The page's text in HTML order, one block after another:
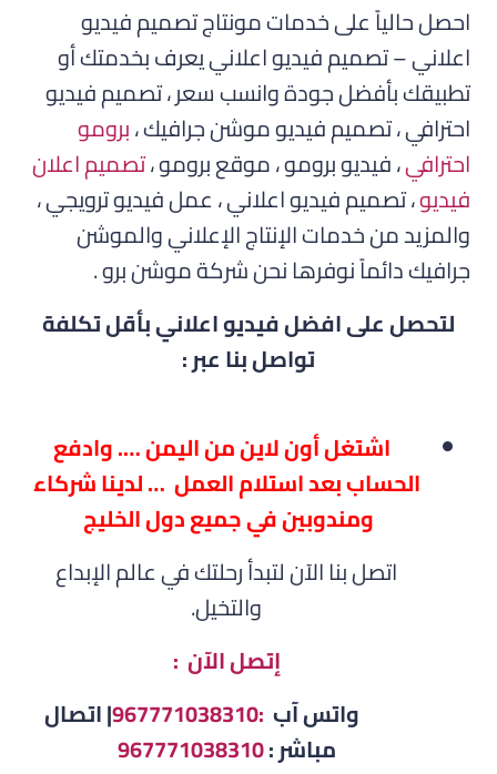
احصل حالياً على خدمات مونتاج تصميم فيديو
اعلاني – تصميم فيديو اعلاني يعرف بخدمتك أو
تطبيقك بأفضل جودة وانسب سعر ، تصميم فيديو
احترافي ، تصميم فيديو موشن جرافيك ،برومو
احترافي، فيديو برومو ، موقع برومو ،تصميم اعلان
فيديو، تصميم فيديو اعلاني ، عمل فيديو ترويجي ،
والمزيد من خدمات الإنتاج الإعلاني والموشن
جرافيك دائماً نوفرها نحن شركة موشن برو .
لتحصل على افضل فيديو اعلاني بأقل تكلفة
تواصل بنا عبر :
اشتغل أون لاين من اليمن …. وادفع
الحساب بعد استلام العمل … لدينا شركاء
ومندوبين في جميع دول الخليج
اتصل بنا الآن لتبدأ رحلتك في عالم الإبداع
والتخيل.
إتصل الآن :
واتس آب :967771038310
| اتصال
مباشر :967771038310